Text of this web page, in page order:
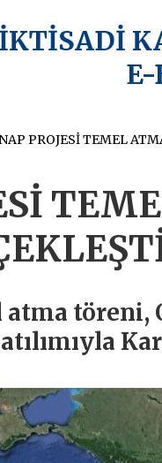
İKTİSADİ
töreni,